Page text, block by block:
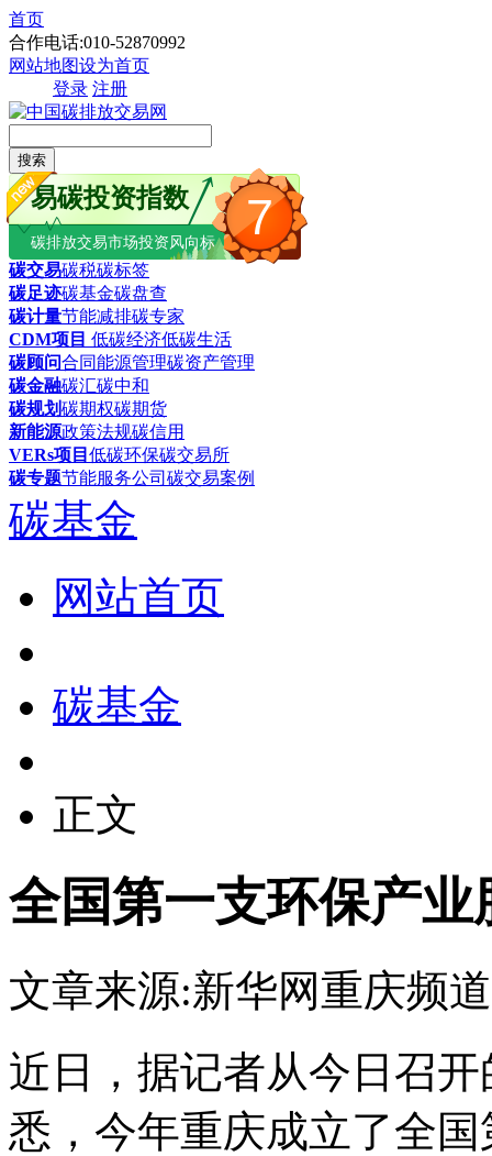
首页
合作电话:010-52870992
网站地图设为首页
登录 注册
搜索
7
易碳投资指数
碳排放交易市场投资风向标
碳交易碳税碳标签
碳足迹碳基金碳盘查
碳计量节能减排碳专家
CDM项目 低碳经济低碳生活
碳顾问合同能源管理碳资产管理
碳金融碳汇碳中和
碳规划碳期权碳期货
新能源政策法规碳信用
VERs项目 低碳环保碳交易所
碳专题节能服务公司 碳交易案例
碳基金
网站首页
碳基金
正文
全国第一支环保产
文章来源:新华网重庆频道
近日，据记者从今日召
悉，今年重庆成立了全